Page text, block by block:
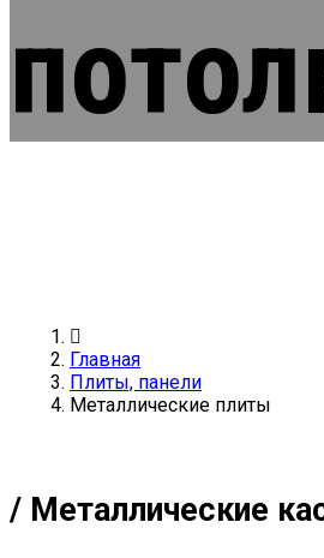
Главная
Плиты, панели
Металлические плиты
/ Металлические